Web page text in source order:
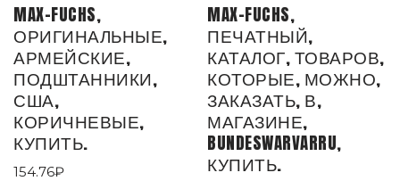
MAX-FUCHS,
ОРИГИНАЛЬНЫЕ,
АРМЕЙСКИЕ,
ПОДШТАННИКИ,
США,
КОРИЧНЕВЫЕ,
КУПИТЬ.
154.76₽
MAX-FUCHS,
ПЕЧАТНЫЙ,
КАТАЛОГ, ТОВАРОВ,
КОТОРЫЕ, МОЖНО,
ЗАКАЗАТЬ, В,
МАГАЗИНЕ,
BUNDESWARVARRU,
КУПИТЬ.